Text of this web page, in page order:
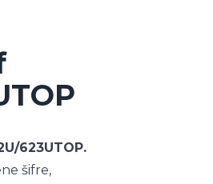
623UTOP.
šifre,